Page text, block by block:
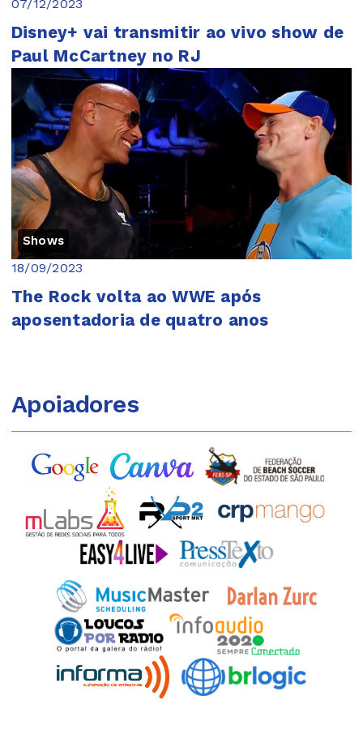
07/12/2023
Disney+ vai transmitir ao vivo show de
Paul McCartney no RJ
Shows
18/09/2023
The Rock volta ao WWE após
aposentadoria de quatro anos
Apoiadores